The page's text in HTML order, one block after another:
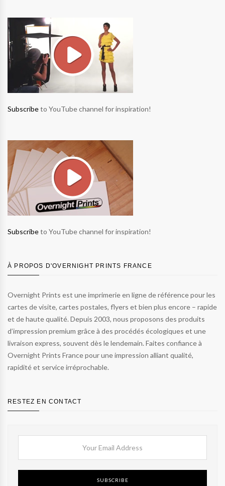
Subscribeto YouTube channel for inspiration!
Subscribeto YouTube channel for inspiration!
À PROPOS D'OVERNIGHT PRINTS FRANCE
Overnight Prints est une imprimerie en ligne de référence pour les
cartes de visite, cartes postales, flyers et bien plus encore – rapide
et de haute qualité. Depuis 2003, nous proposons des produits
d’impression premium grâce à des procédés écologiques et une
livraison express, souvent dès le lendemain. Faites confiance à
Overnight Prints France pour une impression alliant qualité,
rapidité et service irréprochable.
RESTEZ EN CONTACT
SUBSCRIBE